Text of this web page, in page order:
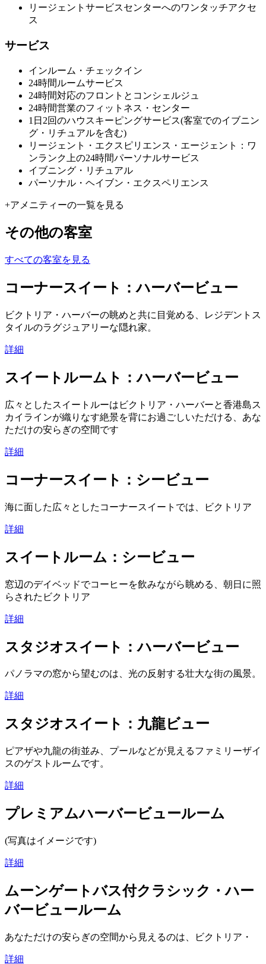
リージェントサービスセンターへのワンタッチアクセ
ス
サービス
インルーム・チェックイン
24時間ルームサービス
24時間対応のフロントとコンシェルジュ
24時間営業のフィットネス・センター
1日2回のハウスキーピングサービス(客室でのイブニン
グ・リチュアルを含む)
リージェント・エクスピリエンス・エージェント：ワ
ンランク上の24時間パーソナルサービス
イブニング・リチュアル
パーソナル・ヘイブン・エクスペリエンス
+アメニティーの一覧を見る
その他の客室
すべての客室を見る
コーナースイート：ハーバービュー
ビクトリア・ハーバーの眺めと共に目覚める、レジデントス
タイルのラグジュアリーな隠れ家。
詳細
スイートルームト：ハーバービュー
広々としたスイートルーはビクトリア・ハーバーと香港島ス
カイラインが織りなす絶景を背にお過ごしいただける、あな
ただけの安らぎの空間です
詳細
コーナースイート：シービュー
海に面した広々としたコーナースイートでは、ビクトリア
詳細
スイートルーム：シービュー
窓辺のデイベッドでコーヒーを飲みながら眺める、朝日に照
らされたビクトリア
詳細
スタジオスイート：ハーバービュー
パノラマの窓から望むのは、光の反射する壮大な街の風景。
詳細
スタジオスイート：九龍ビュー
ピアザや九龍の街並み、プールなどが見えるファミリーザイ
スのゲストルームです。
詳細
プレミアムハーバービュールーム
(写真はイメージです)
詳細
ムーンゲートバス付クラシック・ハー
バービュールーム
あなただけの安らぎの空間から見えるのは、ビクトリア・
詳細